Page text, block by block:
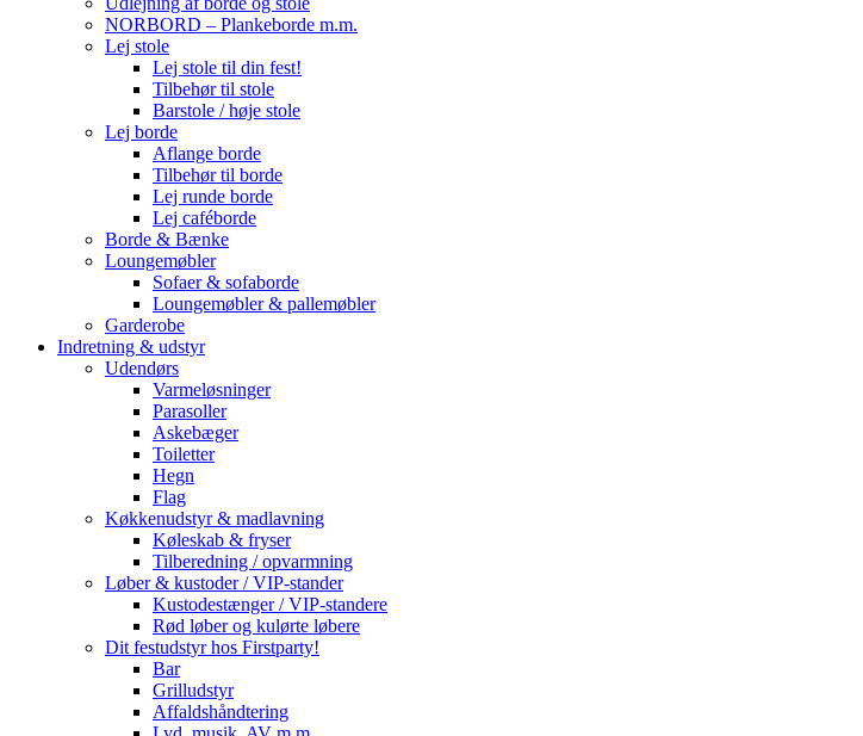
NORBORD – Plankeborde m.m.
Lej stole
Lej stole til din fest!
Tilbehør til stole
Barstole / høje stole
Lej borde
Aflange borde
Tilbehør til borde
Lej runde borde
Lej caféborde
Borde & Bænke
Loungemøbler
Sofaer & sofaborde
Loungemøbler & pallemøbler
Garderobe
Indretning & udstyr
Udendørs
Varmeløsninger
Parasoller
Askebæger
Toiletter
Hegn
Flag
Køkkenudstyr & madlavning
Køleskab & fryser
Tilberedning / opvarmning
Løber & kustoder / VIP-stander
Kustodestænger / VIP-standere
Rød løber og kulørte løbere
Dit festudstyr hos Firstparty!
Bar
Grilludstyr
Affaldshåndtering